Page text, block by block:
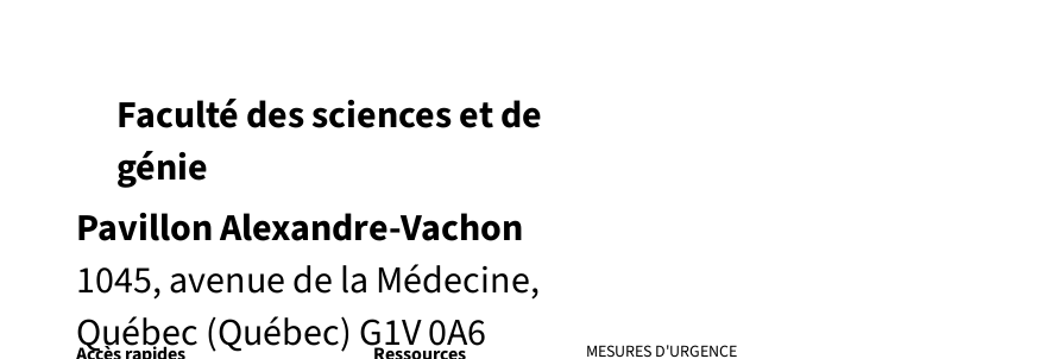
Pavillon Alexandre-Vachon
1045, avenue de la Médecine,
Québec (Québec) G1V 0A6
Faculté des sciences et de
génie
MESURES D'URGENCE